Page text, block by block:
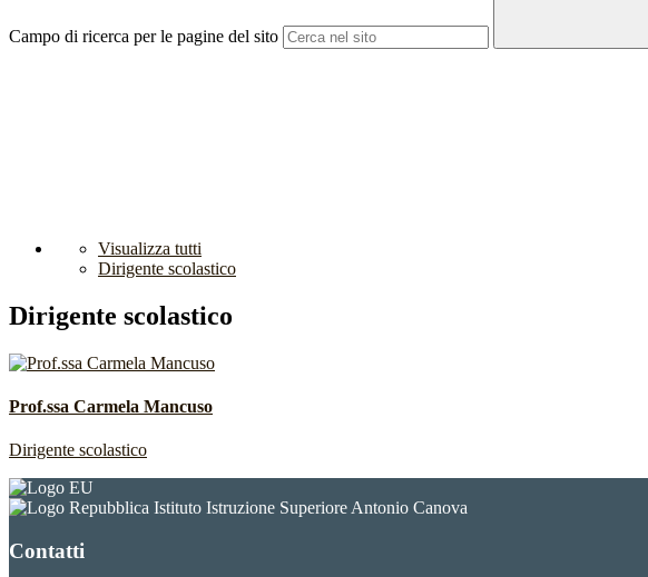
Campo di ricerca per le pagine del sito
Visualizza tutti
Dirigente scolastico
Dirigente scolastico
Prof.ssa Carmela Mancuso
Dirigente scolastico
Istituto Istruzione Superiore Antonio Canova
Contatti